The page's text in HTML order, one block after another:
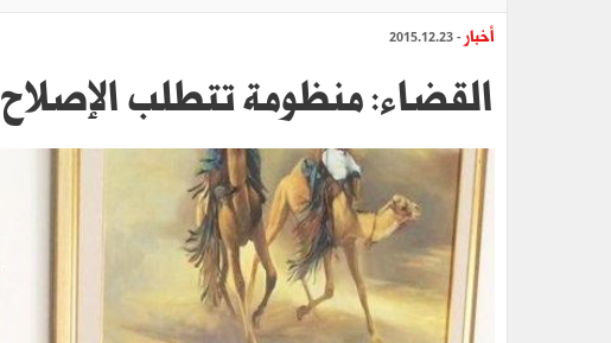
أخبار - 2015.12.23
القضاء: منظومة تتطلب الإصلاح